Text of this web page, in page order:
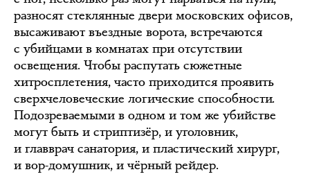
разносят стеклянные двери московских офисов,
высаживают въездные ворота, встречаются
с убийцами в комнатах при отсутствии
освещения. Чтобы распутать сюжетные
хитросплетения, часто приходится проявить
сверхчеловеческие логические способности.
Подозреваемыми в одном и том же убийстве
могут быть и стриптизёр, и уголовник,
и главврач санатория, и пластический хирург,
и вор-домушник, и чёрный рейдер.